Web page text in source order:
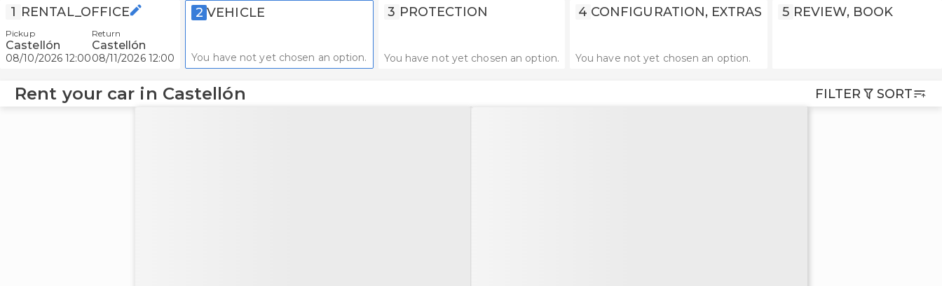
1 RENTAL_OFFICE
Pickup
Castellón
08/10/2026 12:00
Return
Castellón
08/11/2026 12:00
2 VEHICLE
You have not yet chosen an option.
3 PROTECTION
You have not yet chosen an option.
4 CONFIGURATION, EXTRAS
You have not yet chosen an option.
5 REVIEW, BOOK
Rent your car in Castellón FILTER SORT